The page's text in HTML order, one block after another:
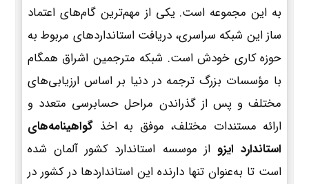
به این مجموعه است. یکی از مهم‌ترین گام‌های اعتماد
ساز این شبکه سراسری، دریافت استانداردهای مربوط به
حوزه کاری خودش است. شبکه مترجمین اشراق همگام
با مؤسسات بزرگ ترجمه در دنیا بر اساس ارزیابی‌های
مختلف و پس از گذراندن مراحل حسابرسی متعدد و
ارائه مستندات مختلف، موفق به اخذ گواهینامه‌های
استاندارد ایزو از موسسه استاندارد کشور آلمان شده
است تا به‌عنوان تنها دارنده این استانداردها در کشور در